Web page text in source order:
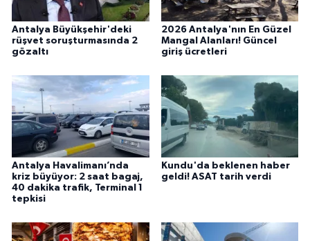
Antalya Büyükşehir'deki
rüşvet soruşturmasında 2
gözaltı
2026 Antalya'nın En Güzel
Mangal Alanları! Güncel
giriş ücretleri
Antalya Havalimanı’nda
kriz büyüyor: 2 saat bagaj,
40 dakika trafik, Terminal 1
tepkisi
Kundu'da beklenen haber
geldi! ASAT tarih verdi